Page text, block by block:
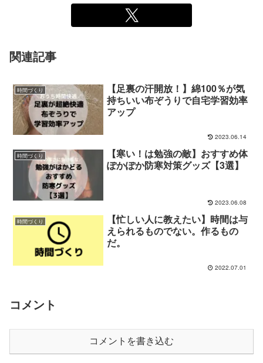
関連記事
時間づくり
【足裏の汗開放！】綿100％が気
持ちいい布ぞうりで自宅学習効率
アップ
2023.06.14
時間づくり
【寒い！は勉強の敵】おすすめ体
ぽかぽか防寒対策グッズ【3選】
2023.06.08
時間づくり
【忙しい人に教えたい】時間は与
えられるものでない。作るもの
だ。
2022.07.01
コメント
コメントを書き込む